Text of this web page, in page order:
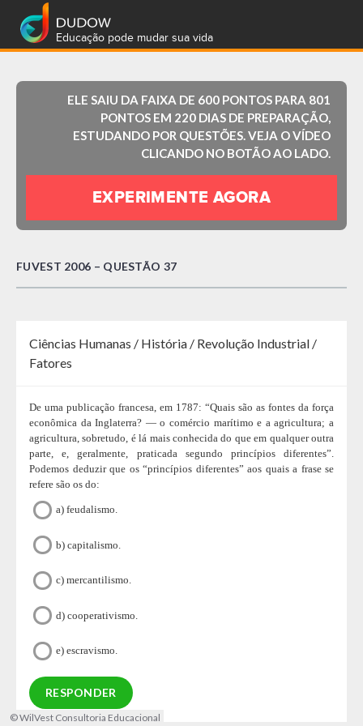
Educação pode mudar sua vida
ELE SAIU DA FAIXA DE 600 PONTOS PARA 801
PONTOS EM 220 DIAS DE PREPARAÇÃO,
ESTUDANDO POR QUESTÕES. VEJA O VÍDEO
CLICANDO NO BOTÃO AO LADO.
EXPERIMENTE AGORA
FUVEST 2006 – QUESTÃO 37
Ciências Humanas / História / Revolução Industrial /
Fatores
De uma publicação francesa, em 1787: “Quais são as fontes da força
econômica da Inglaterra? — o comércio marítimo e a agricultura; a
agricultura, sobretudo, é lá mais conhecida do que em qualquer outra
parte, e, geralmente, praticada segundo princípios diferentes”.
Podemos deduzir que os “princípios diferentes” aos quais a frase se
refere são os do:
a) feudalismo.
b) capitalismo.
c) mercantilismo.
d) cooperativismo.
e) escravismo.
© WilVest Consultoria Educacional